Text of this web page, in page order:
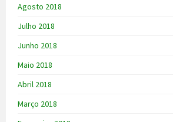
Agosto 2018
Julho 2018
Junho 2018
Maio 2018
Abril 2018
Março 2018